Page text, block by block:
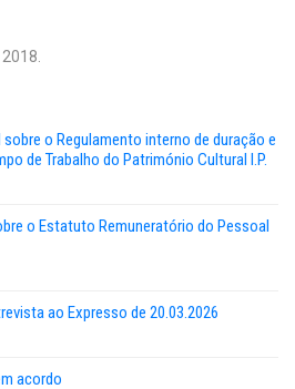
o Regulamento interno de duração e
de Trabalho do Património Cultural I.P.
o Estatuto Remuneratório do Pessoal
ao Expresso de 20.03.2026
acordo